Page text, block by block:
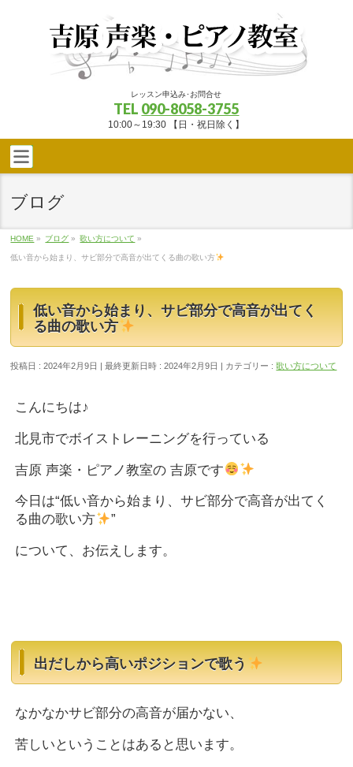
レッスン申込み･お問合せ
TEL 090-8058-3755
10:00～19:30 【日・祝日除く】
ブログ
HOME » ブログ » 歌い方について »
低い音から始まり、サビ部分で高音が出てくる曲の歌い方
低い音から始まり、サビ部分で高音が出てく
る曲の歌い方
投稿日 : 2024年2月9日 最終更新日時 : 2024年2月9日 カテゴリー :歌い方について
こんにちは♪
北見市でボイストレーニングを行っている
吉原 声楽・ピアノ教室の 吉原です
今日は“低い音から始まり、サビ部分で高音が出てく
る曲の歌い方
”
について、お伝えします。
出だしから高いポジションで歌う
なかなかサビ部分の高音が届かない、
苦しいということはあると思います。